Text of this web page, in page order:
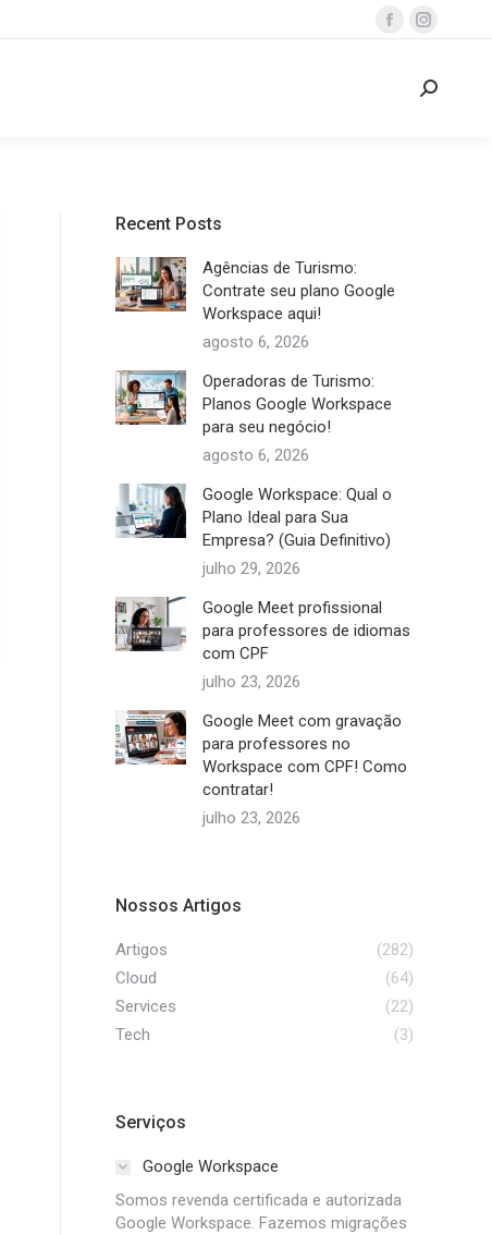
Facebook
opensopens
Search:
Recent Posts
Agências de Turismo:
Contrate seu plano Google
Workspace aqui!
agosto 6, 2026
Operadoras de Turismo:
Planos Google Workspace
para seu negócio!
agosto 6, 2026
Google Workspace: Qual o
Plano Ideal para Sua
Empresa? (Guia Definitivo)
julho 29, 2026
Google Meet profissional
para professores de idiomas
com CPF
julho 23, 2026
Google Meet com gravação
para professores no
Workspace com CPF! Como
contratar!
julho 23, 2026
Nossos Artigos
Artigos
(282)
Cloud
(64)
Services
(22)
Tech
(3)
Serviços
Google Workspace
Somos revenda certificada e autorizada
Google Workspace. Fazemos migrações